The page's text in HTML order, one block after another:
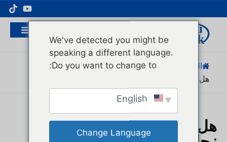
مُصنِّع عبوات مستحضرات التجميل الاحترافية
الصفحة الرئيسية / المدونة / معرفة المنتج /
هل يمكن تخزين العطور...
هل يمكن تخزين العطور في
We've detected you might be
speaking a different language.
Do you want to change to:
Change Language